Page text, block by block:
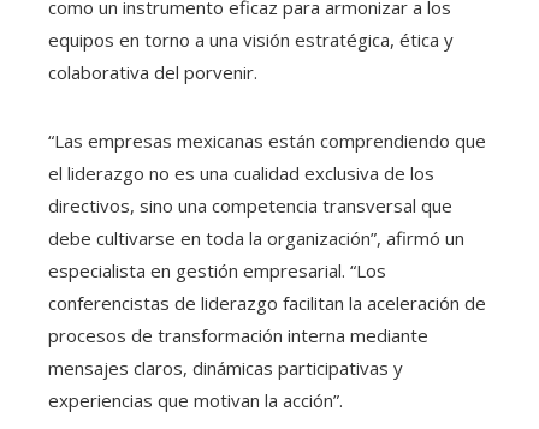
como un instrumento eficaz para armonizar a los
equipos en torno a una visión estratégica, ética y
colaborativa del porvenir.
“Las empresas mexicanas están comprendiendo que
el liderazgo no es una cualidad exclusiva de los
directivos, sino una competencia transversal que
debe cultivarse en toda la organización”, afirmó un
especialista en gestión empresarial. “Los
conferencistas de liderazgo facilitan la aceleración de
procesos de transformación interna mediante
mensajes claros, dinámicas participativas y
experiencias que motivan la acción”.